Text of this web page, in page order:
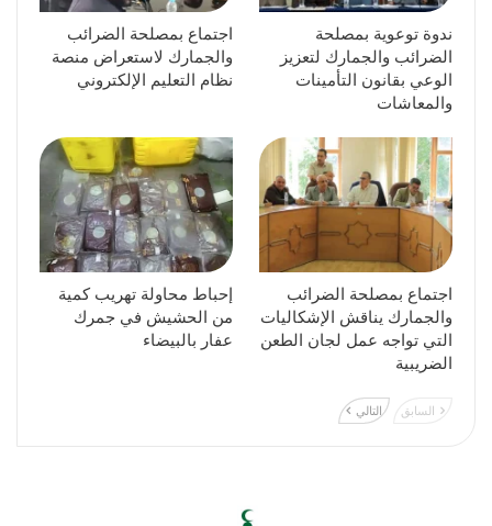
ندوة توعوية بمصلحة
الضرائب والجمارك لتعزيز
الوعي بقانون التأمينات
والمعاشات
اجتماع بمصلحة الضرائب
والجمارك لاستعراض منصة
نظام التعليم الإلكتروني
اجتماع بمصلحة الضرائب
والجمارك يناقش الإشكاليات
التي تواجه عمل لجان الطعن
الضريبية
إحباط محاولة تهريب كمية
من الحشيش في جمرك
عفار بالبيضاء
السابق التالي